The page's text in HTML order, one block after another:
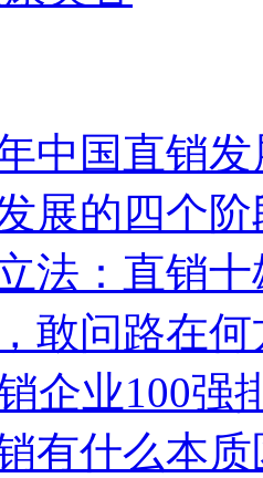
中国直销
展的四个阶
法：直销
敢问路在何
企业100强
有什么本质